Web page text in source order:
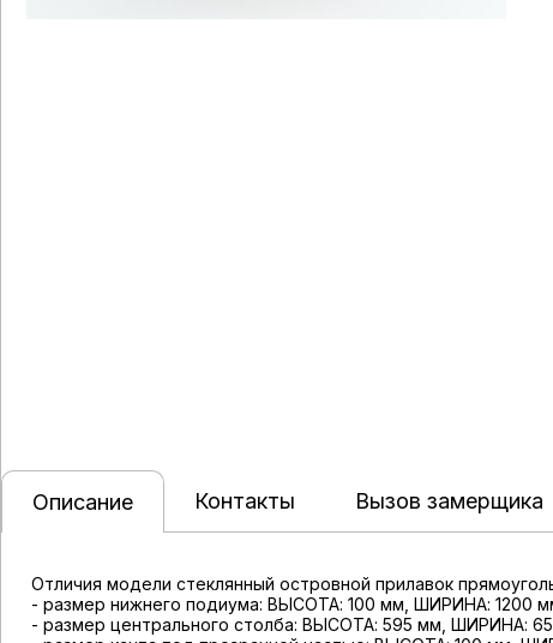
Описание Контакты Вызов замерщика
Отличия модели стеклянный островной прилавок
- размер нижнего подиума: ВЫСОТА: 100 мм, ШИРИНА: 1200
- размер центрального столба: ВЫСОТА: 595 мм, ШИРИНА: